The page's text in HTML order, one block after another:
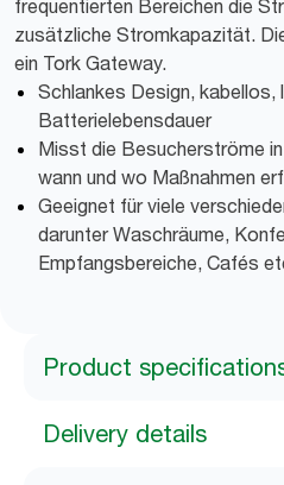
frequentierten Bereichen die
zusätzliche Stromkapazität.
ein Tork Gateway.
Schlankes Design, kabellos,
Batterielebensdauer
Misst die Besucherströme
wann und wo Maßnahmen
Geeignet für viele
darunter Waschräume,
Empfangsbereiche, Cafés
Product
Delivery details